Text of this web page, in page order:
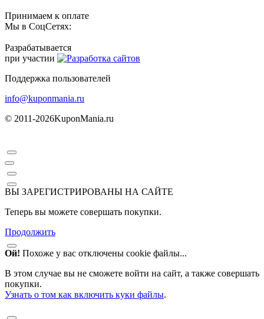
Принимаем к оплате
Мы в СоцСетях:
Разрабатывается
при участии
Поддержка пользователей
info@kuponmania.ru
© 2011-2026KuponMania.ru
ВЫ ЗАРЕГИСТРИРОВАНЫ НА САЙТЕ
Теперь вы можете совершать покупки.
Продолжить
Ой! Похоже у вас отключены cookie файлы...
В этом случае вы не сможете войти на сайт, а также совершать
покупки.
Узнать о том как включить куки файлы.